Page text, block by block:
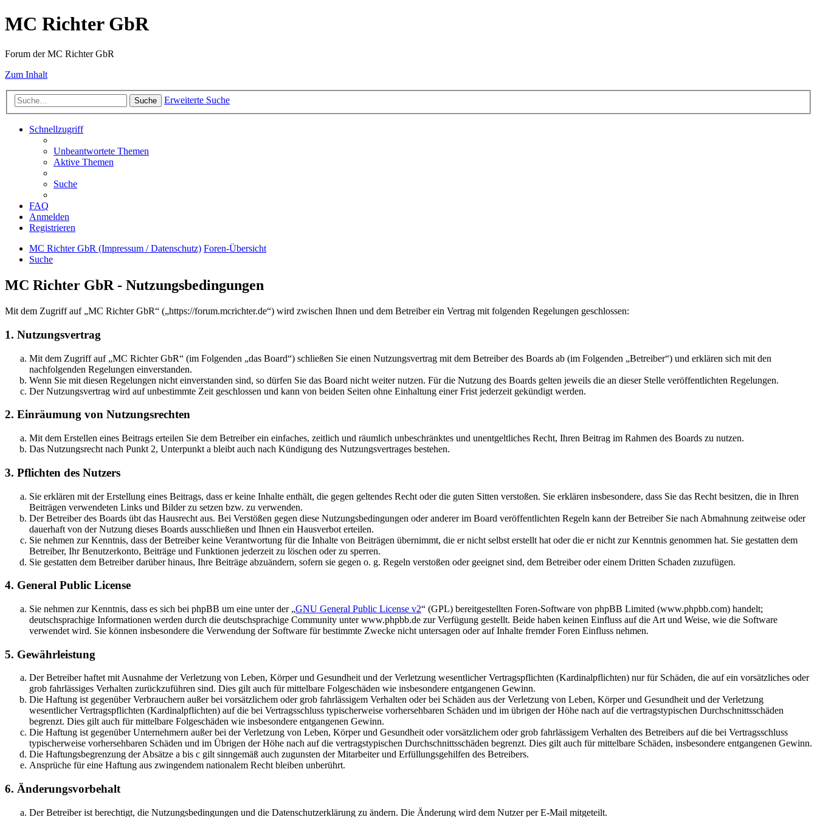
MC Richter GbR
Forum der MC Richter GbR
Zum Inhalt
Suche Erweiterte Suche
Schnellzugriff
Unbeantwortete Themen
Aktive Themen
Suche
FAQ
Anmelden
Registrieren
MC Richter GbR (Impressum / Datenschutz) Foren-Übersicht
Suche
MC Richter GbR - Nutzungsbedingungen
Mit dem Zugriff auf „MC Richter GbR“ („https://forum.mcrichter.de“) wird zwischen Ihnen und dem Betreiber ein Vertrag mit folgenden Regelungen geschlossen:
1. Nutzungsvertrag
Mit dem Zugriff auf „MC Richter GbR“ (im Folgenden „das Board“) schließen Sie einen Nutzungsvertrag mit dem Betreiber des Boards ab (im Folgenden „Betreiber“) und erklären sich mit den
nachfolgenden Regelungen einverstanden.
Wenn Sie mit diesen Regelungen nicht einverstanden sind, so dürfen Sie das Board nicht weiter nutzen. Für die Nutzung des Boards gelten jeweils die an dieser Stelle veröffentlichten Regelungen.
Der Nutzungsvertrag wird auf unbestimmte Zeit geschlossen und kann von beiden Seiten ohne Einhaltung einer Frist jederzeit gekündigt werden.
2. Einräumung von Nutzungsrechten
Mit dem Erstellen eines Beitrags erteilen Sie dem Betreiber ein einfaches, zeitlich und räumlich unbeschränktes und unentgeltliches Recht, Ihren Beitrag im Rahmen des Boards zu nutzen.
Das Nutzungsrecht nach Punkt 2, Unterpunkt a bleibt auch nach Kündigung des Nutzungsvertrages bestehen.
3. Pflichten des Nutzers
Sie erklären mit der Erstellung eines Beitrags, dass er keine Inhalte enthält, die gegen geltendes Recht oder die guten Sitten verstoßen. Sie erklären insbesondere, dass Sie das Recht besitzen, die in Ihren
Beiträgen verwendeten Links und Bilder zu setzen bzw. zu verwenden.
Der Betreiber des Boards übt das Hausrecht aus. Bei Verstößen gegen diese Nutzungsbedingungen oder anderer im Board veröffentlichten Regeln kann der Betreiber Sie nach Abmahnung zeitweise oder
dauerhaft von der Nutzung dieses Boards ausschließen und Ihnen ein Hausverbot erteilen.
Sie nehmen zur Kenntnis, dass der Betreiber keine Verantwortung für die Inhalte von Beiträgen übernimmt, die er nicht selbst erstellt hat oder die er nicht zur Kenntnis genommen hat. Sie gestatten dem
Betreiber, Ihr Benutzerkonto, Beiträge und Funktionen jederzeit zu löschen oder zu sperren.
Sie gestatten dem Betreiber darüber hinaus, Ihre Beiträge abzuändern, sofern sie gegen o. g. Regeln verstoßen oder geeignet sind, dem Betreiber oder einem Dritten Schaden zuzufügen.
4. General Public License
Sie nehmen zur Kenntnis, dass es sich bei phpBB um eine unter der „GNU General Public License v2“ (GPL) bereitgestellten Foren-Software von phpBB Limited (www.phpbb.com) handelt;
deutschsprachige Informationen werden durch die deutschsprachige Community unter www.phpbb.de zur Verfügung gestellt. Beide haben keinen Einfluss auf die Art und Weise, wie die Software
verwendet wird. Sie können insbesondere die Verwendung der Software für bestimmte Zwecke nicht untersagen oder auf Inhalte fremder Foren Einfluss nehmen.
5. Gewährleistung
Der Betreiber haftet mit Ausnahme der Verletzung von Leben, Körper und Gesundheit und der Verletzung wesentlicher Vertragspflichten (Kardinalpflichten) nur für Schäden, die auf ein vorsätzliches oder
grob fahrlässiges Verhalten zurückzuführen sind. Dies gilt auch für mittelbare Folgeschäden wie insbesondere entgangenen Gewinn.
Die Haftung ist gegenüber Verbrauchern außer bei vorsätzlichem oder grob fahrlässigem Verhalten oder bei Schäden aus der Verletzung von Leben, Körper und Gesundheit und der Verletzung
wesentlicher Vertragspflichten (Kardinalpflichten) auf die bei Vertragsschluss typischerweise vorhersehbaren Schäden und im übrigen der Höhe nach auf die vertragstypischen Durchschnittsschäden
begrenzt. Dies gilt auch für mittelbare Folgeschäden wie insbesondere entgangenen Gewinn.
Die Haftung ist gegenüber Unternehmern außer bei der Verletzung von Leben, Körper und Gesundheit oder vorsätzlichem oder grob fahrlässigem Verhalten des Betreibers auf die bei Vertragsschluss
typischerweise vorhersehbaren Schäden und im Übrigen der Höhe nach auf die vertragstypischen Durchschnittsschäden begrenzt. Dies gilt auch für mittelbare Schäden, insbesondere entgangenen Gewinn.
Die Haftungsbegrenzung der Absätze a bis c gilt sinngemäß auch zugunsten der Mitarbeiter und Erfüllungsgehilfen des Betreibers.
Ansprüche für eine Haftung aus zwingendem nationalem Recht bleiben unberührt.
6. Änderungsvorbehalt
Der Betreiber ist berechtigt, die Nutzungsbedingungen und die Datenschutzerklärung zu ändern. Die Änderung wird dem Nutzer per E-Mail mitgeteilt.